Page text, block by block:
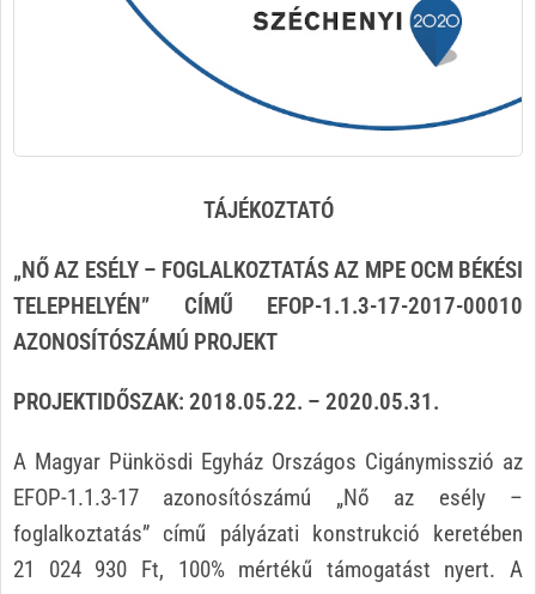
TÁJÉKOZTATÓ
„NŐ AZ ESÉLY – FOGLALKOZTATÁS AZ MPE OCM BÉKÉSI
TELEPHELYÉN” CÍMŰ EFOP-1.1.3-17-2017-00010
AZONOSÍTÓSZÁMÚ PROJEKT
PROJEKTIDŐSZAK: 2018.05.22. – 2020.05.31.
A Magyar Pünkösdi Egyház Országos Cigánymisszió az
EFOP-1.1.3-17 azonosítószámú „Nő az esély –
foglalkoztatás” című pályázati konstrukció keretében
21 024 930 Ft, 100% mértékű támogatást nyert. A